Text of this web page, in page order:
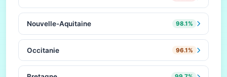
Nouvelle-Aquitaine 98.1%
Occitanie 96.1%